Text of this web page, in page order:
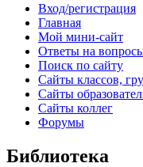
Вход/регистрация
Главная
Мой мини-сайт
Ответы на
Поиск по сайту
Сайты классов,
Сайты
Сайты коллег
Форумы
Библиотека